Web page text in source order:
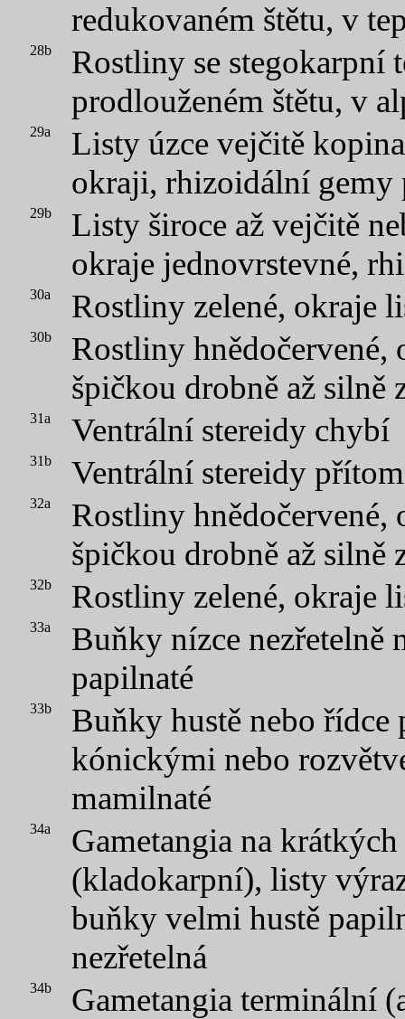
redukovaném štětu, v
28b
Rostliny se stegokarpní
prodlouženém štětu, v
29a
Listy úzce vejčitě
okraji, rhizoidální gemy
29b
Listy široce až vejčitě
okraje jednovrstevné,
30a Rostliny zelené, okraje
30b
Rostliny hnědočervené,
špičkou drobně až silně
31a Ventrální stereidy chybí
31b Ventrální stereidy
32a
Rostliny hnědočervené,
špičkou drobně až silně
32b Rostliny zelené, okraje
33a
Buňky nízce nezřetelně
papilnaté
33b
Buňky hustě nebo
kónickými nebo
mamilnaté
34a
Gametangia na
(kladokarpní), listy
buňky velmi hustě
nezřetelná
34b
Gametangia terminální